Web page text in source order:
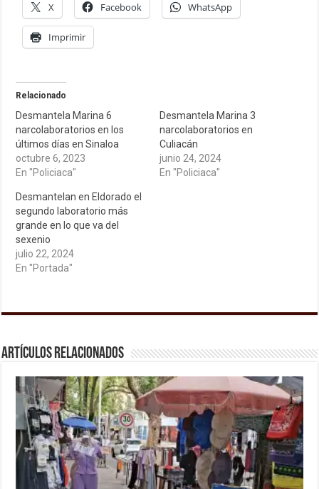
X Facebook WhatsApp
Imprimir
Relacionado
Desmantela Marina 6
narcolaboratorios en los
últimos días en Sinaloa
octubre 6, 2023
En "Policiaca"
Desmantela Marina 3
narcolaboratorios en
Culiacán
junio 24, 2024
En "Policiaca"
Desmantelan en Eldorado el
segundo laboratorio más
grande en lo que va del
sexenio
julio 22, 2024
En "Portada"
Artículos relacionados